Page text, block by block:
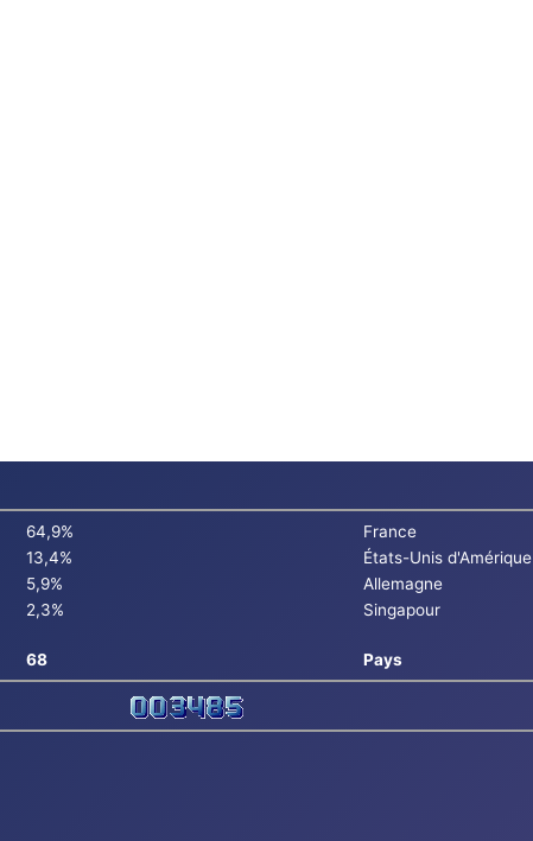
64,9%
France
13,4%
États-Unis d'Amérique
5,9%
Allemagne
2,3%
Singapour
68 Pays